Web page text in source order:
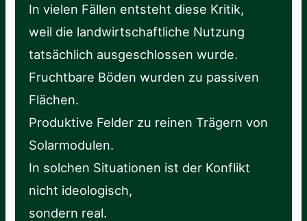
In vielen Fällen entsteht diese Kritik,
weil die landwirtschaftliche Nutzung
tatsächlich ausgeschlossen wurde.
Fruchtbare Böden wurden zu passiven
Flächen.
Produktive Felder zu reinen Trägern von
Solarmodulen.
In solchen Situationen ist der Konflikt
nicht ideologisch,
sondern real.